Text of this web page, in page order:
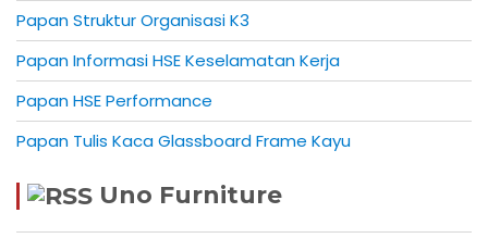
Papan Struktur Organisasi K3
Papan Informasi HSE Keselamatan Kerja
Papan HSE Performance
Papan Tulis Kaca Glassboard Frame Kayu
Uno Furniture